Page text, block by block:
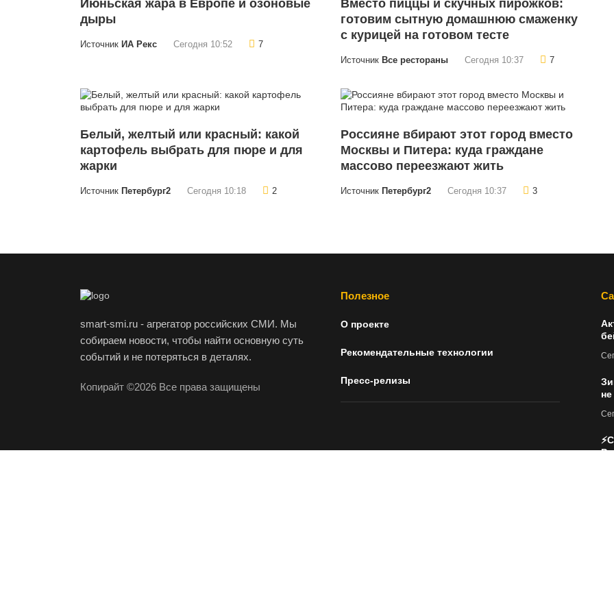
Июньская жара в Европе и озоновые
дыры
Источник ИА Рекс Сегодня 10:52 7
Вместо пиццы и скучных пирожков:
готовим сытную домашнюю смаженку
с курицей на готовом тесте
Источник Все рестораны Сегодня 10:37 7
Белый, желтый или красный: какой
картофель выбрать для пюре и для
жарки
Источник Петербург2 Сегодня 10:18 2
Россияне вбирают этот город вместо
Москвы и Питера: куда граждане
массово переезжают жить
Источник Петербург2 Сегодня 10:37 3
smart-smi.ru - агрегатор российских СМИ. Мы
собираем новости, чтобы найти основную суть
событий и не потеряться в деталях.
Копирайт ©2026 Все права защищены
Полезное
О проекте
Рекомендательные технологии
Пресс-релизы